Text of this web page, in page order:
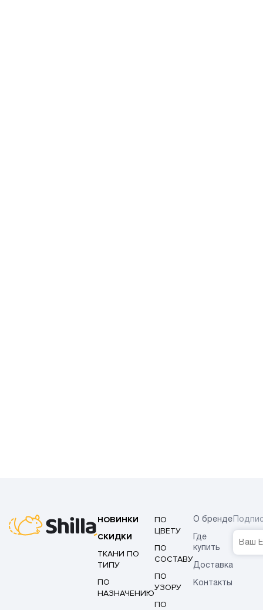
НОВИНКИ
СКИДКИ
ТКАНИ ПО
ТИПУ
ПО
НАЗНАЧЕНИЮ
ПО
ЦВЕТУ
ПО
СОСТАВУ
ПО
УЗОРУ
ПО
О бренде
Где
купить
Доставка
Контакты